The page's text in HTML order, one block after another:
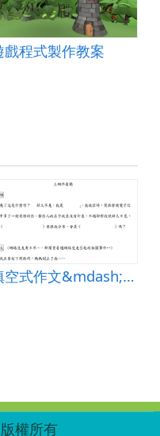
戲程式製作教案
填空式作文&mdash;上網停看聽
權所有